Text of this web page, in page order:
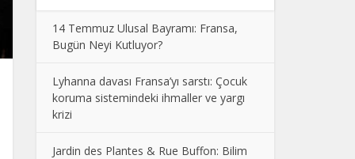
14 Temmuz Ulusal Bayramı: Fransa,
Bugün Neyi Kutluyor?
Lyhanna davası Fransa’yı sarstı: Çocuk
koruma sistemindeki ihmaller ve yargı
krizi
Jardin des Plantes & Rue Buffon: Bilim